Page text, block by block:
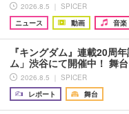
2026.8.5 ｜ SPICER
ニュース
動画 音楽
『キングダム』連載20周
ム」渋谷にて開催中！ 舞
2026.8.5 ｜ SPICER
レポート
舞台